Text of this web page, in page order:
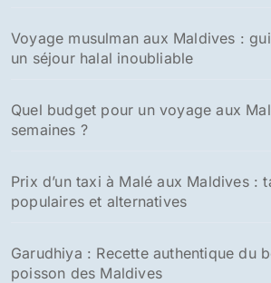
Voyage musulman aux Maldives :
un séjour halal inoubliable
Quel budget pour un voyage aux
semaines ?
Prix d’un taxi à Malé aux Maldives :
populaires et alternatives
Garudhiya : Recette authentique du
poisson des Maldives